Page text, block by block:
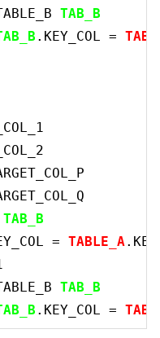
TAB_B
.KEY_COL =
TAB_B
= TABLE_A
TAB_B
.KEY_COL =